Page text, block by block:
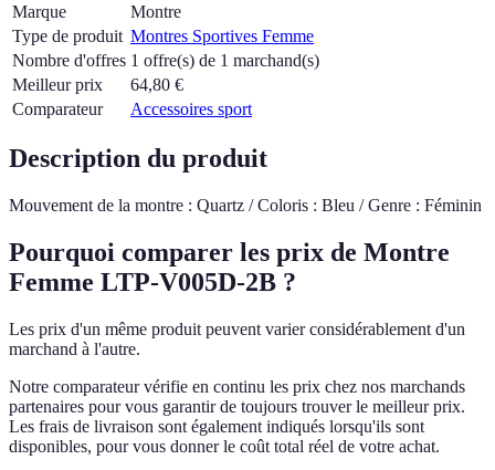
Marque
Montre
Type de produit Montres Sportives Femme
Nombre d'offres 1 offre(s) de 1 marchand(s)
Meilleur prix
64,80 €
Comparateur
Accessoires sport
Description du produit
Mouvement de la montre : Quartz / Coloris : Bleu / Genre : Féminin
Pourquoi comparer les prix de Montre
Femme LTP-V005D-2B ?
Les prix d'un même produit peuvent varier considérablement d'un
marchand à l'autre.
Notre comparateur vérifie en continu les prix chez nos marchands
partenaires pour vous garantir de toujours trouver le meilleur prix.
Les frais de livraison sont également indiqués lorsqu'ils sont
disponibles, pour vous donner le coût total réel de votre achat.